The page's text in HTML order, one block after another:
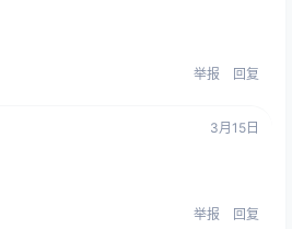
举报 回复
3月15日
举报 回复